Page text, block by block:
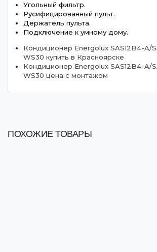
Угольный фильтр.
Русифицированный пульт.
Держатель пульта.
Подключение к умному дому.
Кондиционер Energolux SAS12B4-A/
WS30 купить в Красноярске
Кондиционер Energolux SAS12B4-A/
WS30 цена с монтажом
ПОХОЖИЕ ТОВАРЫ